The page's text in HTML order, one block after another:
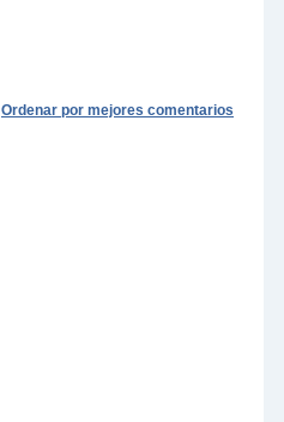
Ordenar por mejores comentarios